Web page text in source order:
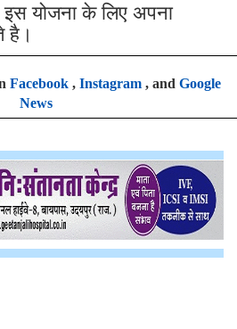
इस योजना के लिए अपना
है।
Facebook, Instagram, and Google
News